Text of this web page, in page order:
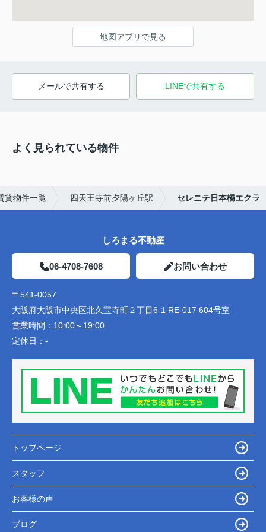
地図アプリで見る
メールで共有する LINEで共有する
よく見られている物件
貸物件一覧 四天王寺前夕陽ヶ丘駅 セレニテ日本橋エクラ
しろまる不動産
06-4708-7608 お問い合わせ
〒541-0057
大阪府大阪市中央区北久宝寺町２丁目6-1 RE-017 604号室
営業時間： 10:00～19:00
定休日： -
トップページ
スタッフ
お客様の声
ブログ